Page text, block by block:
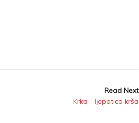
Read Next
Krka – ljepotica krša